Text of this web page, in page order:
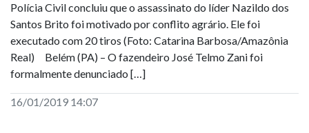
Polícia Civil concluiu que o assassinato do líder Nazildo dos
Santos Brito foi motivado por conflito agrário. Ele foi
executado com 20 tiros (Foto: Catarina Barbosa/Amazônia
Real) Belém (PA) – O fazendeiro José Telmo Zani foi
formalmente denunciado […]
16/01/2019 14:07